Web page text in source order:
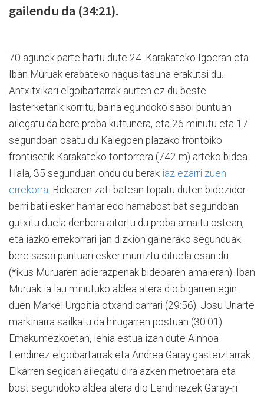
gailendu da (34:21).
70 agunek parte hartu dute 24. Karakateko Igoeran eta
Iban Muruak erabateko nagusitasuna erakutsi du.
Antxitxikari elgoibartarrak aurten ez du beste
lasterketarik korritu, baina egundoko sasoi puntuan
ailegatu da bere proba kuttunera, eta 26 minutu eta 17
segundoan osatu du Kalegoen plazako frontoiko
frontisetik Karakateko tontorrera (742 m) arteko bidea.
Hala, 35 segunduan ondu du berak iaz ezarri zuen
errekorra. Bidearen zati batean topatu duten bidezidor
berri bati esker hamar edo hamabost bat segundoan
gutxitu duela denbora aitortu du proba amaitu ostean,
eta iazko errekorrari jan dizkion gainerako segunduak
bere sasoi puntuari esker murriztu dituela esan du
(*ikus Muruaren adierazpenak bideoaren amaieran). Iban
Muruak ia lau minutuko aldea atera dio bigarren egin
duen Markel Urgoitia otxandioarrari (29:56). Josu Uriarte
markinarra sailkatu da hirugarren postuan (30:01)
Emakumezkoetan, lehia estua izan dute Ainhoa
Lendinez elgoibartarrak eta Andrea Garay gasteiztarrak.
Elkarren segidan ailegatu dira azken metroetara eta
bost segundoko aldea atera dio Lendinezek Garay-ri